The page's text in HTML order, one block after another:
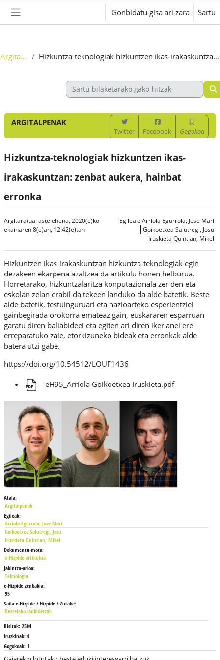
Alboko panela
Gonbidatu gisa ari zara Sartu
Argitalpenak Hizkuntza-teknologiak hizkuntzen ikas-irakaskuntzan: zenbat aukera, hainbat erronka
ARGITALPENAK
Twitter Facebook Gogokoa
Hizkuntza-teknologiak hizkuntzen ikas-
irakaskuntzan: zenbat aukera, hainbat
erronka
Argitaratua: astelehena, 2020(e)ko
ekainaren 8(e)an, 12:42(e)tan
Egileak:Arriola Egurrola, Jose Mari
Goikoetxea Salutregi, Josu
Iruskieta Quintian, Mikel
Atala:
Argitalpenak
Egileak:
Arriola Egurrola, Jose Mari
Goikoetxea Salutregi, Josu
Iruskieta Quintian, Mikel
Dokumentu-mota:
e-Hizpide artikulua
Jakintza-arloa:
Teknologia
e-Hizpide zenbakia:
95
Saila e-Hizpide / Hizpide / Zutabe:
Bestelako lankidetzak
Bisitak: 2504
Iruzkinak: 0
Gogokoak: 1
Hizkuntzen ikas-irakaskuntzan hizkuntza-teknologiak egin
dezakeen ekarpena azaltzea da artikulu honen helburua.
Horretarako, hizkuntzalaritza konputazionala zer den eta
eskolan zelan erabil daitekeen landuko da alde batetik. Beste
alde batetik, testuinguruari eta nazioarteko esperientziei
gainbegirada orokorra emateaz gain, euskararen esparruan
garatu diren baliabideei eta egiten ari diren ikerlanei ere
erreparatuko zaie, etorkizuneko bideak eta erronkak alde
batera utzi gabe.
https://doi.org/10.54512/LOUF1436
eH95_Arriola Goikoetxea Iruskieta.pdf